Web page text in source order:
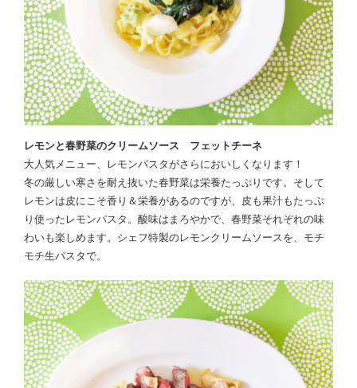
レモンと春野菜のクリームソース フェットチーネ
大人気メニュー、レモンパスタがさらにおいしくなります！
冬の厳しい寒さを耐え抜いた春野菜は栄養たっぷりです。そして
レモンは皮にこそ香り＆栄養があるのですが、皮も果汁もたっぷ
り使ったレモンパスタ。酸味はまろやかで、春野菜それぞれの味
わいも楽しめます。シェフ特製のレモンクリームソースを、モチ
モチ生パスタで。